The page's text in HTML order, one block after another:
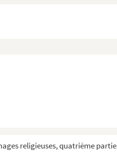
religieuses, quatrième partie